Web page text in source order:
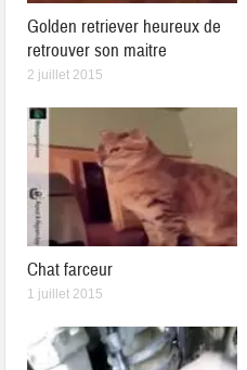
Golden retriever heureux de
retrouver son maitre
2 juillet 2015
Chat farceur
1 juillet 2015